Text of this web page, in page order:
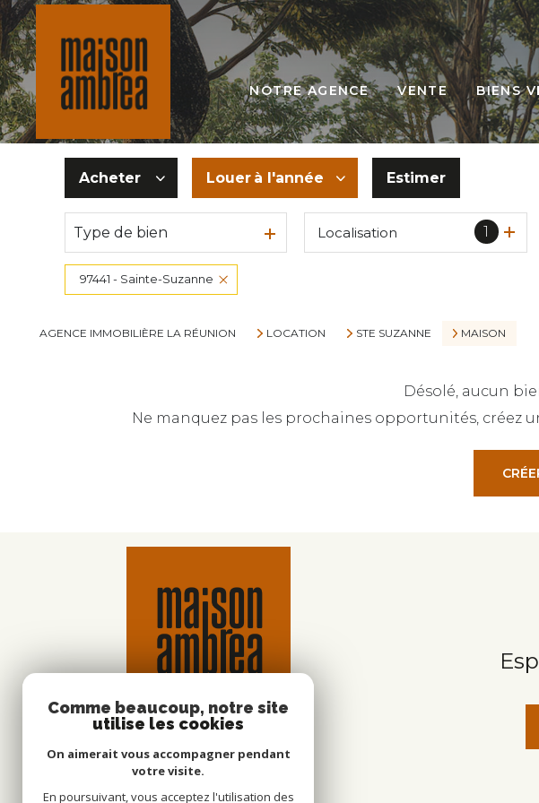
NOTRE AGENCE VENTE BIENS
Acheter
De l'ancien
Du neuf
Louer à l'année
à l'année
De l'immo pro
Estimer
Type de bien 1
Localisation
97441 - Sainte-Suzanne
AGENCE IMMOBILIÈRE LA RÉUNION LOCATION STE SUZANNE MAISON
Désolé, aucun
Ne manquez pas les prochaines opportunités, créez
Comme beaucoup, notre site
utilise les cookies
On aimerait vous accompagner pendant
votre visite.
En poursuivant, vous acceptez l'utilisation des